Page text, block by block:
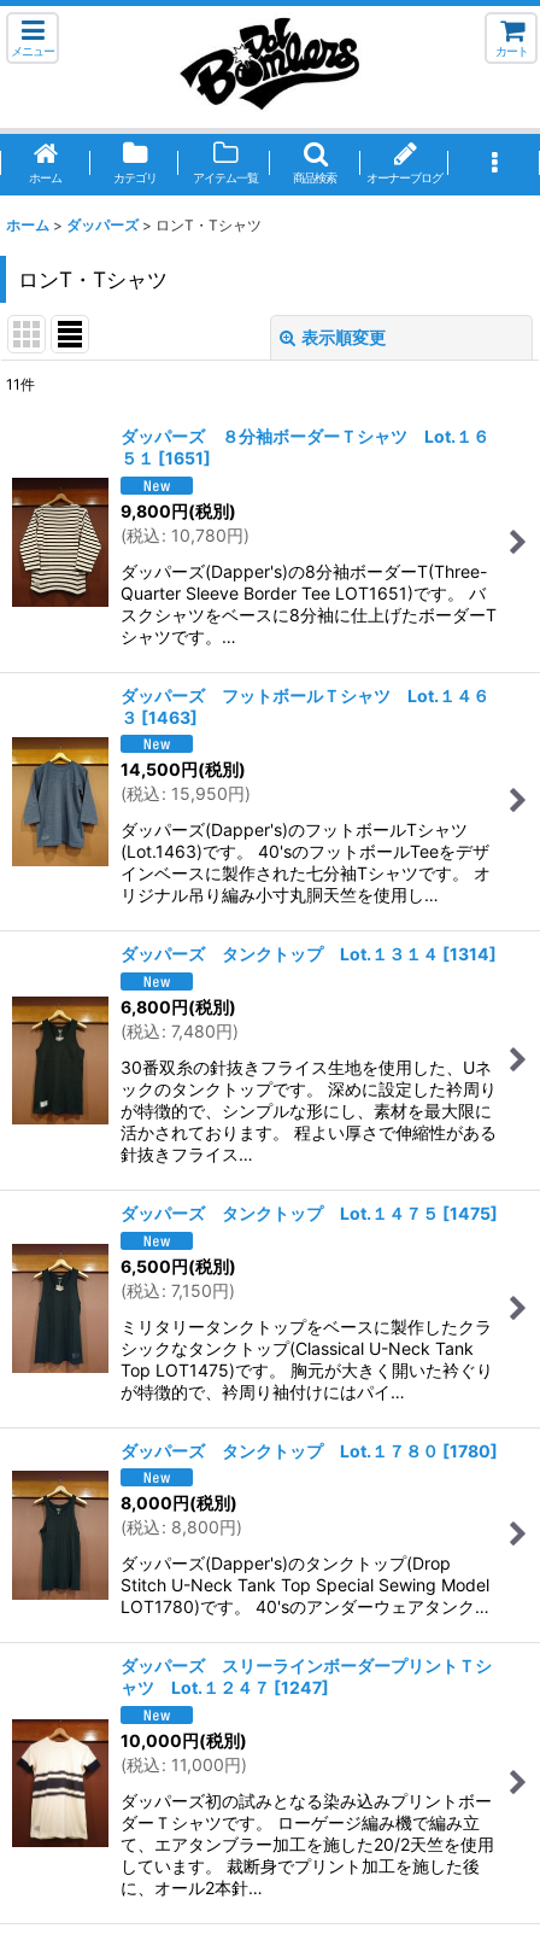
メニュー カート
ホーム カテゴリ アイテム一覧 商品検索 オーナーブログ
ホーム > ダッパーズ > ロンT・Tシャツ
ロンT・Tシャツ
表示順変更
並び順:
絞り込む
11件
ダッパーズ ８分袖ボーダーＴシャツ Lot.１６
５１ [1651]
9,800円(税別)
(税込: 10,780円)
ダッパーズ(Dapper's)の8分袖ボーダーT(Three-
Quarter Sleeve Border Tee LOT1651)です。 バ
スクシャツをベースに8分袖に仕上げたボーダーT
シャツです。…
ダッパーズ フットボールＴシャツ Lot.１４６
３ [1463]
14,500円(税別)
(税込: 15,950円)
ダッパーズ(Dapper's)のフットボールTシャツ
(Lot.1463)です。 40'sのフットボールTeeをデザ
インベースに製作された七分袖Tシャツです。 オ
リジナル吊り編み小寸丸胴天竺を使用し…
ダッパーズ タンクトップ Lot.１３１４ [1314]
6,800円(税別)
(税込: 7,480円)
30番双糸の針抜きフライス生地を使用した、Uネ
ックのタンクトップです。 深めに設定した衿周り
が特徴的で、シンプルな形にし、素材を最大限に
活かされております。 程よい厚さで伸縮性がある
針抜きフライス…
ダッパーズ タンクトップ Lot.１４７５ [1475]
6,500円(税別)
(税込: 7,150円)
ミリタリータンクトップをベースに製作したクラ
シックなタンクトップ(Classical U-Neck Tank
Top LOT1475)です。 胸元が大きく開いた衿ぐり
が特徴的で、衿周り袖付けにはパイ…
ダッパーズ タンクトップ Lot.１７８０ [1780]
8,000円(税別)
(税込: 8,800円)
ダッパーズ(Dapper's)のタンクトップ(Drop
Stitch U-Neck Tank Top Special Sewing Model
LOT1780)です。 40'sのアンダーウェアタンク…
ダッパーズ スリーラインボーダープリントＴシ
ャツ Lot.１２４７ [1247]
10,000円(税別)
(税込: 11,000円)
ダッパーズ初の試みとなる染み込みプリントボー
ダーＴシャツです。 ローゲージ編み機で編み立
て、エアタンブラー加工を施した20/2天竺を使用
しています。 裁断身でプリント加工を施した後
に、オール2本針…